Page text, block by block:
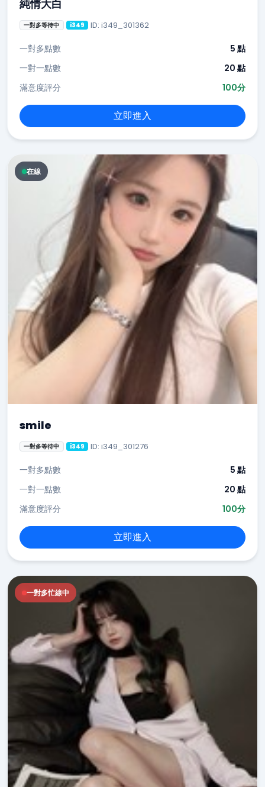
純情大白
一對多等待中 i349 ID: i349_301362
一對多點數
5 點
一對一點數
20 點
滿意度評分
100分
立即進入
在線
smile
一對多等待中 i349 ID: i349_301276
一對多點數
5 點
一對一點數
20 點
滿意度評分
100分
立即進入
一對多忙線中